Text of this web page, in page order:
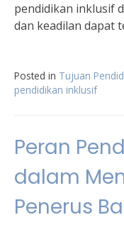
pendidikan inklusif
dan keadilan dapat
Posted in Tujuan
pendidikan inklusif
Peran
dalam
Penerus